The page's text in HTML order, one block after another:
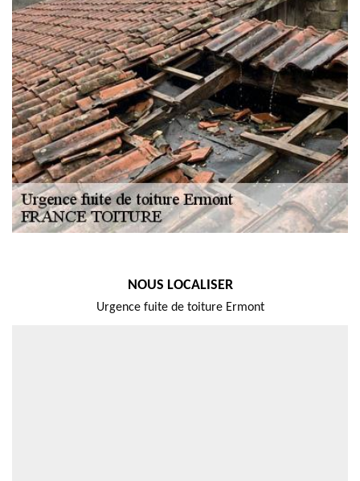
NOUS LOCALISER
Urgence fuite de toiture Ermont